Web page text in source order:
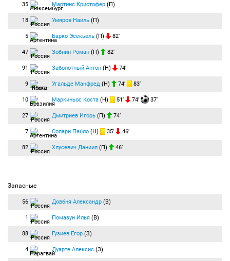
35 Мартинс Кристофер (П)
18 Умяров Наиль (П)
5 Барко Эсекьель (П) 82′
47 Зобнин Роман (П) 82′
91 Заболотный Антон (Н) 74′
9 Угальде Манфред (Н) 74′ 83′
10 Маркиньос Коста (Н) 51′ 74′ 37′
27 Дмитриев Игорь (П) 74′
7 Солари Пабло (Н) 35′ 46′
82 Хлусевич Даниил (П) 46′
Запасные
56 Довбня Александр (В)
1 Помазун Илья (В)
88 Гузиев Егор (З)
4 Дуарте Алексис (З)